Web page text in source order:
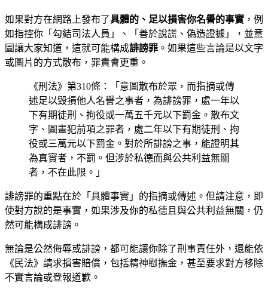
如果對方在網路上發布了具體的、足以損害你名譽的事實 ，例
如指控你「勾結司法人員」、「善於說謊、偽造證據」，並意
圖讓大家知道，這就可能構成誹謗罪 。如果這些言論是以文字
或圖片的方式散布，罪責會更重。
《刑法》第310條：「意圖散布於眾，而指摘或傳
述足以毀損他人名譽之事者，為誹謗罪，處一年以
下有期徒刑、拘役或一萬五千元以下罰金。散布文
字、圖畫犯前項之罪者，處二年以下有期徒刑、拘
役或三萬元以下罰金。對於所誹謗之事，能證明其
為真實者，不罰。但涉於私德而與公共利益無關
者，不在此限。」
誹謗罪的重點在於「具體事實」的指摘或傳述。但請注意，即
使對方說的是事實，如果涉及你的私德且與公共利益無關，仍
然可能構成誹謗。
無論是公然侮辱或誹謗，都可能讓你除了刑事責任外，還能依
《民法》請求損害賠償，包括精神慰撫金，甚至要求對方移除
不實言論或登報道歉。